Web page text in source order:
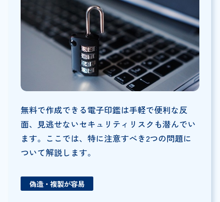
無料で作成できる電子印鑑は手軽で便利な反
面、見逃せないセキュリティリスクも潜んでい
ます。ここでは、特に注意すべき2つの問題に
ついて解説します。
偽造・複製が容易